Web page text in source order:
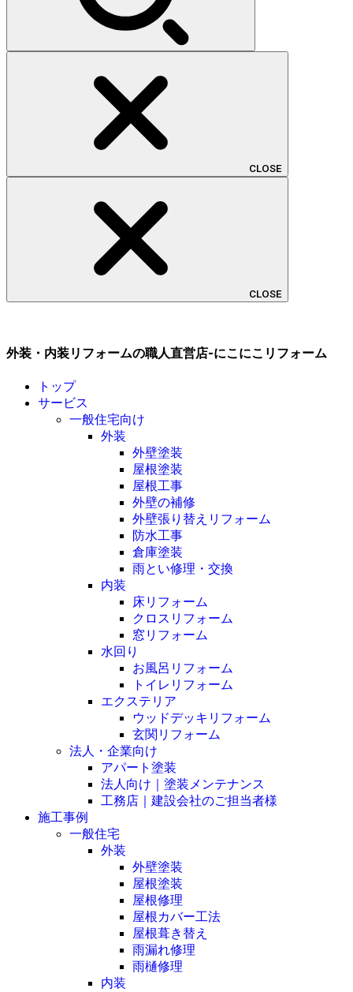
CLOSE
CLOSE
外装・内装リフォームの職人直営店-にこにこリフォーム
トップ
サービス
一般住宅向け
外装
外壁塗装
屋根塗装
屋根工事
外壁の補修
外壁張り替えリフォーム
防水工事
倉庫塗装
雨とい修理・交換
内装
床リフォーム
クロスリフォーム
窓リフォーム
水回り
お風呂リフォーム
トイレリフォーム
エクステリア
ウッドデッキリフォーム
玄関リフォーム
法人・企業向け
アパート塗装
法人向け｜塗装メンテナンス
工務店｜建設会社のご担当者様
施工事例
一般住宅
外装
外壁塗装
屋根塗装
屋根修理
屋根カバー工法
屋根葺き替え
雨漏れ修理
雨樋修理
内装